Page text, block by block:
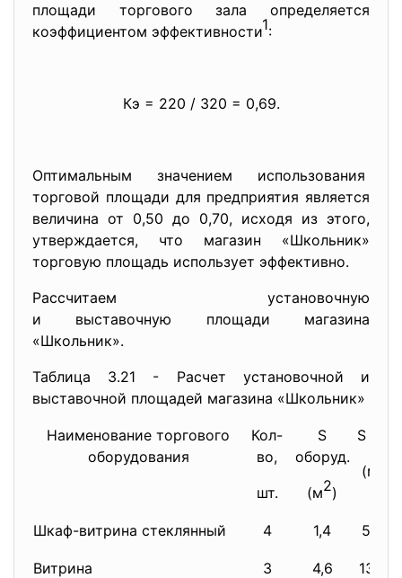
площади торгового зала определяется
коэффициентом эффективности1:
Кэ = 220 / 320 = 0,69.
Оптимальным значением использования
торговой площади для предприятия является
величина от 0,50 до 0,70, исходя из этого,
утверждается, что магазин «Школьник»
торговую площадь использует эффективно.
Рассчитаем установочную
и выставочную площади магазина
«Школьник».
Таблица 3.21 - Расчет установочной и
выставочной площадей магазина «Школьник»
Наименование торгового
оборудования
Кол-
во,
шт.
S
оборуд.
(м2)
S уст.
(м
Шкаф-витрина стеклянный 4 1,4 5,60
Витрина 3 4,6 13,80